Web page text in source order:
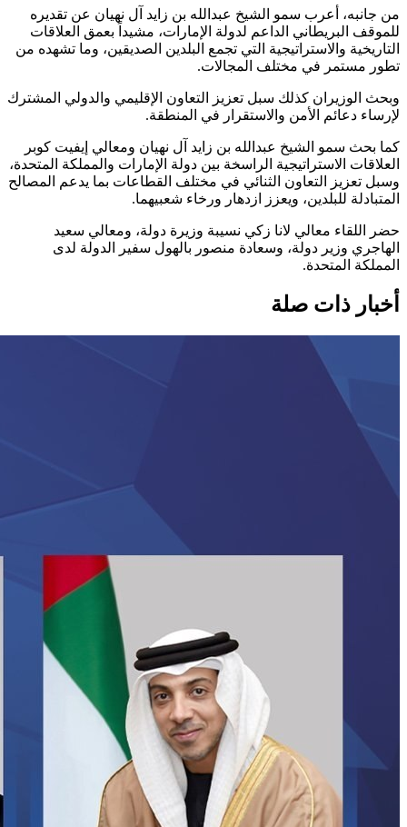
من جانبه، أعرب سمو الشيخ عبدالله بن زايد آل نهيان عن تقديره
للموقف البريطاني الداعم لدولة الإمارات، مشيداً بعمق العلاقات
التاريخية والاستراتيجية التي تجمع البلدين الصديقين، وما تشهده من
تطور مستمر في مختلف المجالات.
وبحث الوزيران كذلك سبل تعزيز التعاون الإقليمي والدولي المشترك
لإرساء دعائم الأمن والاستقرار في المنطقة.
كما بحث سمو الشيخ عبدالله بن زايد آل نهيان ومعالي إيفيت كوبر
العلاقات الاستراتيجية الراسخة بين دولة الإمارات والمملكة المتحدة،
وسبل تعزيز التعاون الثنائي في مختلف القطاعات بما يدعم المصالح
المتبادلة للبلدين، ويعزز ازدهار ورخاء شعبيهما.
حضر اللقاء معالي لانا زكي نسيبة وزيرة دولة، ومعالي سعيد
الهاجري وزير دولة، وسعادة منصور بالهول سفير الدولة لدى
المملكة المتحدة.
أخبار ذات صلة